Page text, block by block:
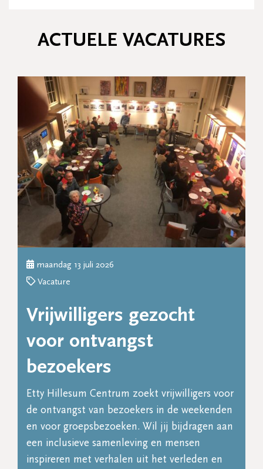
ACTUELE VACATURES
maandag 13 juli 2026
Vacature
Vrijwilligers gezocht
voor ontvangst
bezoekers
Etty Hillesum Centrum zoekt vrijwilligers voor
de ontvangst van bezoekers in de weekenden
en voor groepsbezoeken. Wil jij bijdragen aan
een inclusieve samenleving en mensen
inspireren met verhalen uit het verleden en